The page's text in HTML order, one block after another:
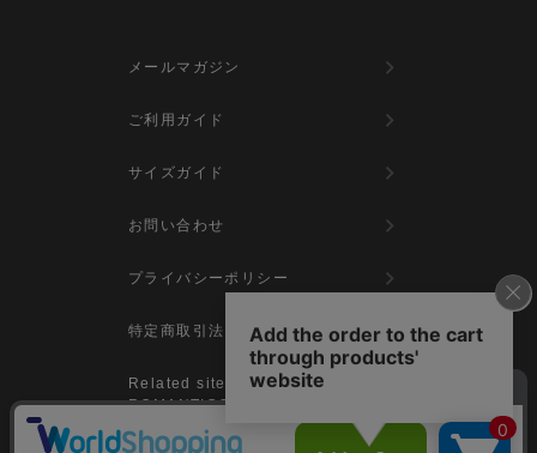
メールマガジン
ご利用ガイド
サイズガイド
お問い合わせ
プライバシーポリシー
特定商取引法に基づく表示
Related site：REGINA
ROMANTICO（レジィーナロマンティ
コ公式サイト）